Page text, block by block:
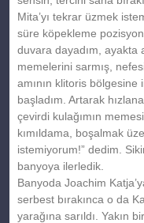
Mita’yı tekrar üzmek
süre köpekleme
duvara dayadım, ayakta
memelerini sarmış,
amının klitoris
başladım. Artarak
çevirdi kulağımın
kımıldama, boşalmak
istemiyorum!” dedim.
banyoya ilerledik.
Banyoda Joachim
serbest bırakınca o da
yarağına sarıldı. Yakın